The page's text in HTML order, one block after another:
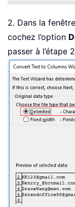
2. Dans la fenêtre
cochez l’option
passer à l’étape